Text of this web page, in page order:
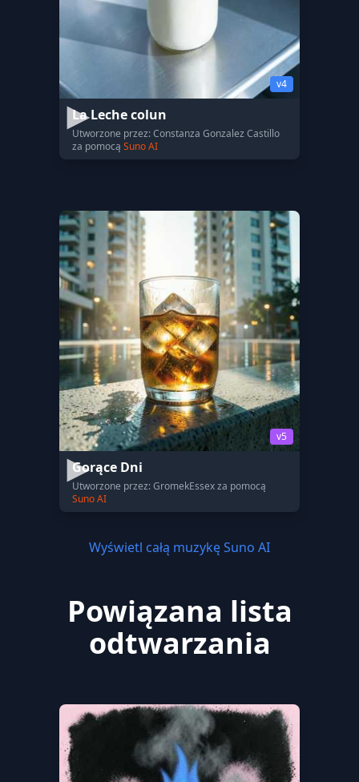
v4
La Leche colun
Utworzone przez: Constanza Gonzalez Castillo
za pomocą Suno AI
v5
Gorące Dni
Utworzone przez: GromekEssex za pomocą
Suno AI
Wyświetl całą muzykę Suno AI
Powiązana lista
odtwarzania